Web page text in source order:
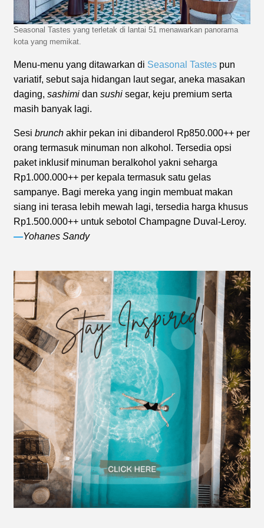
Seasonal Tastes yang terletak di lantai 51 menawarkan panorama
kota yang memikat.
Menu-menu yang ditawarkan di Seasonal Tastes pun
variatif, sebut saja hidangan laut segar, aneka masakan
daging, sashimi dan sushi segar, keju premium serta
masih banyak lagi.
Sesi brunch akhir pekan ini dibanderol Rp850.000++ per
orang termasuk minuman non alkohol. Tersedia opsi
paket inklusif minuman beralkohol yakni seharga
Rp1.000.000++ per kepala termasuk satu gelas
sampanye. Bagi mereka yang ingin membuat makan
siang ini terasa lebih mewah lagi, tersedia harga khusus
Rp1.500.000++ untuk sebotol Champagne Duval-Leroy.
—Yohanes Sandy